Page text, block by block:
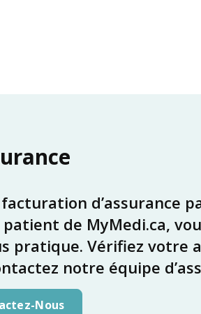
d’assurance
de MyMedi.ca,
pratique. Vérifiez votre
notre équipe
Nous